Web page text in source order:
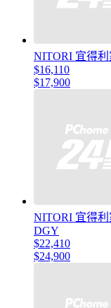
NITORI 宜得
$16,110
$17,900
NITORI 宜得
DGY
$22,410
$24,900